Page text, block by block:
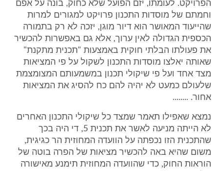
הפרויקט. לעומתו, יזם הפועל שלא כחוק, בונה על אפם
וחמתם של מוסדות התכנון פרויקט למגורים למרות
שהייעוד המאושר הוא דיור מוגן, יזכה לא רק בתמורה
הכספית הגדולה לאין ערוך, אלא גם באפשרות להכשיר
את פעולתו הבלתי חוקית באמצעות "תכנית מתקנת"
שאותה יאלצו מוסדות התכנון לשקול על פי המציאות
מצד אחד ועל פי שיקולי תכנון במשמעותם המצומצמת
שלעולם כמעט לא יהיה להם כח להסיג את המציאות
אחור. ........
נמצא שאפילו תאמר שמצד כל שיקולי התכנון האחרים
לא הייתה מניעה לאשר את תכנית 5, די היה בכך
שהתכנית הזו נכפתה על הוועדה המחוזית הר כגיגית,
משום שהיא באה להכשיר מציאות של הפרה בוטה של
הוראות החוק, כדי שהוועדה המחוזית תימנע מאישורה